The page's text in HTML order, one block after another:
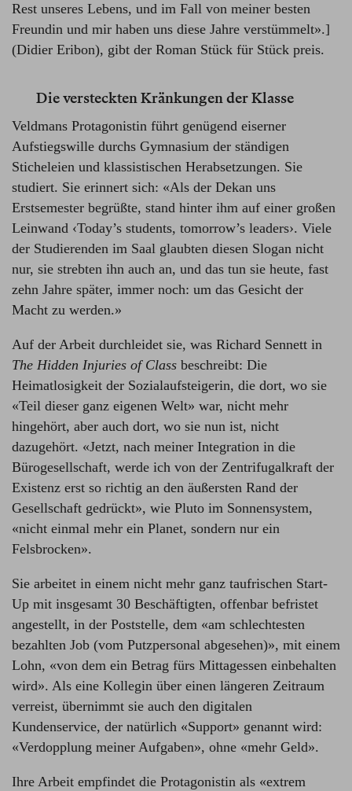
Rest unseres Lebens, und im Fall von meiner besten
Freundin und mir haben uns diese Jahre verstümmelt».]
(Didier Eribon), gibt der Roman Stück für Stück preis.
Die versteckten Kränkungen der Klasse
Veldmans Protagonistin führt genügend eiserner
Aufstiegswille durchs Gymnasium der ständigen
Sticheleien und klassistischen Herabsetzungen. Sie
studiert. Sie erinnert sich: «Als der Dekan uns
Erstsemester begrüßte, stand hinter ihm auf einer großen
Leinwand ‹Today’s students, tomorrow’s leaders›. Viele
der Studierenden im Saal glaubten diesen Slogan nicht
nur, sie strebten ihn auch an, und das tun sie heute, fast
zehn Jahre später, immer noch: um das Gesicht der
Macht zu werden.»
Auf der Arbeit durchleidet sie, was Richard Sennett in
The Hidden Injuries of Class beschreibt: Die
Heimatlosigkeit der Sozialaufsteigerin, die dort, wo sie
«Teil dieser ganz eigenen Welt» war, nicht mehr
hingehört, aber auch dort, wo sie nun ist, nicht
dazugehört. «Jetzt, nach meiner Integration in die
Bürogesellschaft, werde ich von der Zentrifugalkraft der
Existenz erst so richtig an den äußersten Rand der
Gesellschaft gedrückt», wie Pluto im Sonnensystem,
«nicht einmal mehr ein Planet, sondern nur ein
Felsbrocken».
Sie arbeitet in einem nicht mehr ganz taufrischen Start-
Up mit insgesamt 30 Beschäftigten, offenbar befristet
angestellt, in der Poststelle, dem «am schlechtesten
bezahlten Job (vom Putzpersonal abgesehen)», mit einem
Lohn, «von dem ein Betrag fürs Mittagessen einbehalten
wird». Als eine Kollegin über einen längeren Zeitraum
verreist, übernimmt sie auch den digitalen
Kundenservice, der natürlich «Support» genannt wird:
«Verdopplung meiner Aufgaben», ohne «mehr Geld».
Ihre Arbeit empfindet die Protagonistin als «extrem